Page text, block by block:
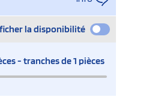
la disponibilité
- tranches de 1 pièces